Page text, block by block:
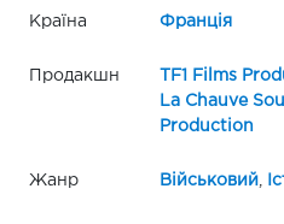
Країна Франція
Продакшн TF1 Films
La Chauve
Production
Жанр Військовий